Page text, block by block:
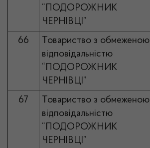
“ПОДОРОЖНИК
ЧЕРНІВЦІ”
66
Товариство з обмеженою
відповідальністю
“ПОДОРОЖНИК
ЧЕРНІВЦІ”
67
Товариство з обмеженою
відповідальністю
“ПОДОРОЖНИК
ЧЕРНІВЦІ”